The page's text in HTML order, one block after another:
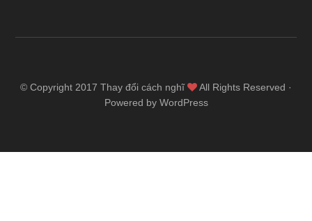
© Copyright 2017 Thay đổi cách nghĩ
All Rights Reserved ·
Powered by WordPress